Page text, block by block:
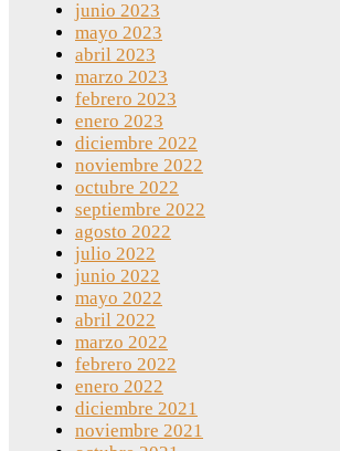
junio 2023
mayo 2023
abril 2023
marzo 2023
febrero 2023
enero 2023
diciembre 2022
noviembre 2022
octubre 2022
septiembre 2022
agosto 2022
julio 2022
junio 2022
mayo 2022
abril 2022
marzo 2022
febrero 2022
enero 2022
diciembre 2021
noviembre 2021